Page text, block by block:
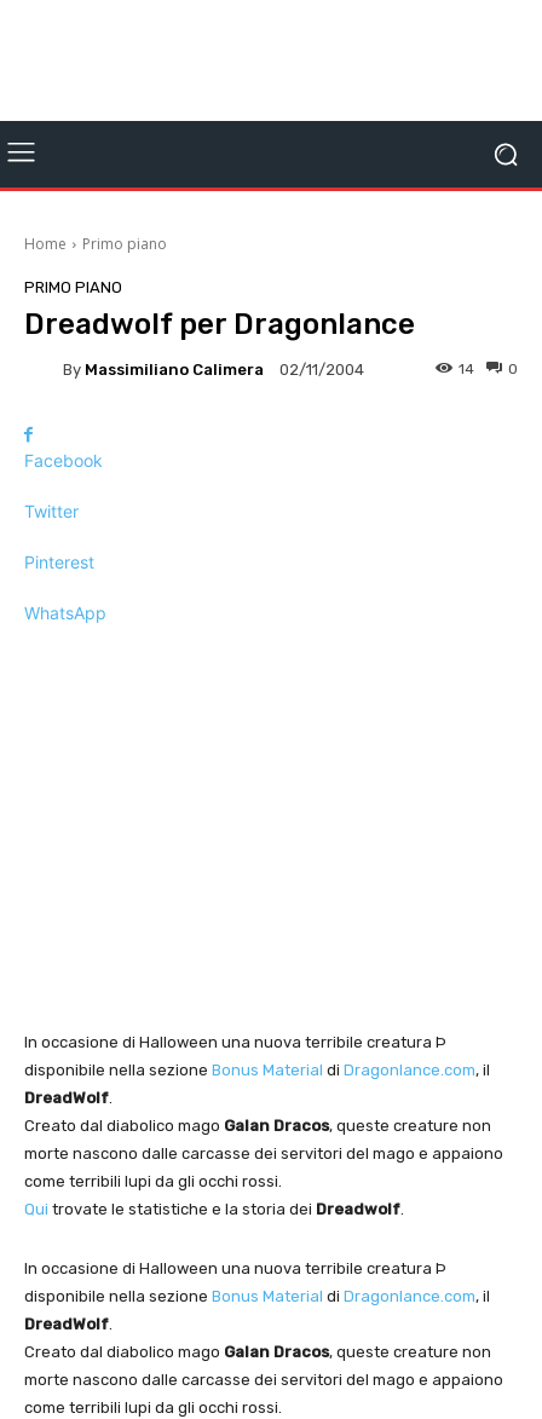
Home Primo piano
PRIMO PIANO
Dreadwolf per Dragonlance
By Massimiliano Calimera 02/11/2004 0
14
Facebook
Twitter
Pinterest
WhatsApp
In occasione di Halloween una nuova terribile creatura Þ
disponibile nella sezione Bonus Material di Dragonlance.com, il
DreadWolf.
Creato dal diabolico mago Galan Dracos, queste creature non
morte nascono dalle carcasse dei servitori del mago e appaiono
come terribili lupi da gli occhi rossi.
Qui trovate le statistiche e la storia dei Dreadwolf.
In occasione di Halloween una nuova terribile creatura Þ
disponibile nella sezione Bonus Material di Dragonlance.com, il
DreadWolf.
Creato dal diabolico mago Galan Dracos, queste creature non
morte nascono dalle carcasse dei servitori del mago e appaiono
come terribili lupi da gli occhi rossi.